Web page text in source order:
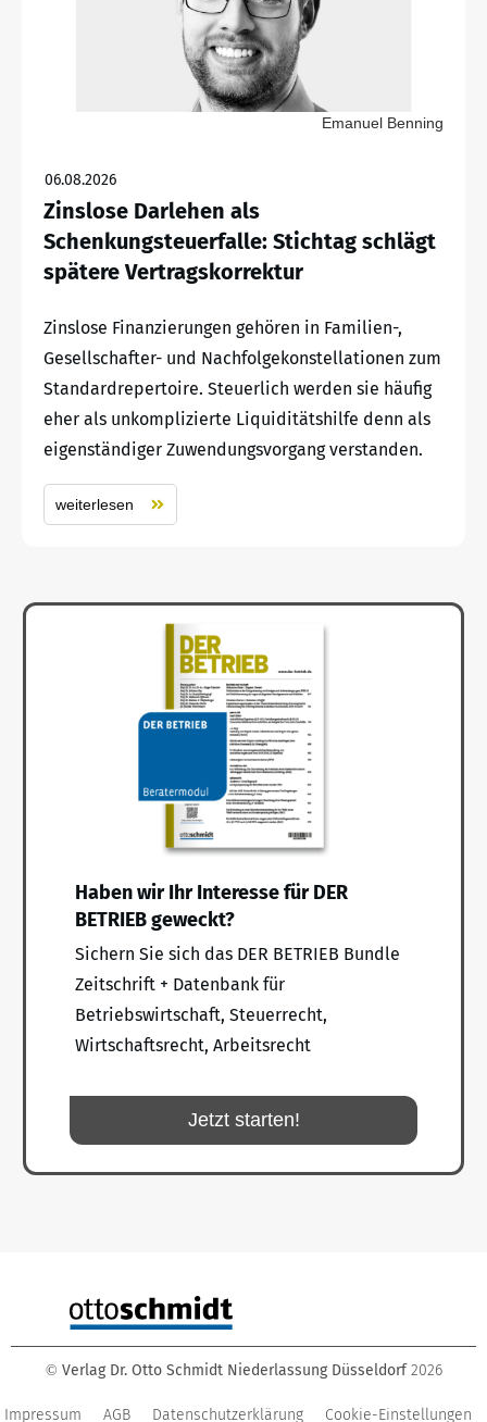
Emanuel Benning
06.08.2026
Zinslose Darlehen als
Schenkungsteuerfalle: Stichtag schlägt
spätere Vertragskorrektur
Zinslose Finanzierungen gehören in Familien-,
Gesellschafter- und Nachfolgekonstellationen zum
Standardrepertoire. Steuerlich werden sie häufig
eher als unkomplizierte Liquiditätshilfe denn als
eigenständiger Zuwendungsvorgang verstanden.
weiterlesen
Haben wir Ihr Interesse für DER
BETRIEB geweckt?
Sichern Sie sich das DER BETRIEB Bundle
Zeitschrift + Datenbank für
Betriebswirtschaft, Steuerrecht,
Wirtschaftsrecht, Arbeitsrecht
Jetzt starten!
© Verlag Dr. Otto Schmidt Niederlassung Düsseldorf 2026
Impressum AGB Datenschutzerklärung Cookie-Einstellungen